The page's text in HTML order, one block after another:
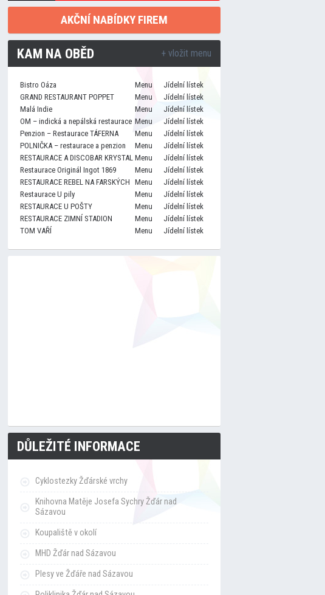
AKČNÍ NABÍDKY FIREM
KAM NA OBĚD + vložit menu
Bistro Oáza Menu
Jídelní lístek
GRAND RESTAURANT POPPET
Menu
Jídelní lístek
Malá Indie
Menu
Jídelní lístek
OM – indická a nepálská restaurace Menu
Jídelní lístek
Penzion – Restaurace TÁFERNA
Menu
Jídelní lístek
POLNIČKA – restaurace a penzion
Menu
Jídelní lístek
RESTAURACE A DISCOBAR KRYSTAL Menu
Jídelní lístek
Restaurace Originál Ingot 1869
Menu
Jídelní lístek
RESTAURACE REBEL NA FARSKÝCH Menu
Jídelní lístek
Restaurace U pily
Menu
Jídelní lístek
RESTAURACE U POŠTY
Menu
Jídelní lístek
RESTAURACE ZIMNÍ STADION
Menu
Jídelní lístek
TOM VAŘÍ
Menu Jídelní lístek
DŮLEŽITÉ INFORMACE
Cyklostezky Žďárské vrchy
Knihovna Matěje Josefa Sychry Žďár nad
Sázavou
Koupaliště v okolí
MHD Žďár nad Sázavou
Plesy ve Žďáře nad Sázavou